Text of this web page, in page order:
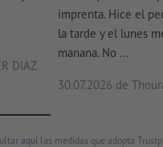
DIAZ
imprenta. Hice el
la tarde y el lunes
manana. No ...
30.07.2026 de
aquí las medidas que adopta